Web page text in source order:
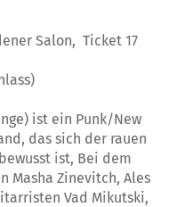
Salon, Ticket 17
ist ein Punk/New
das sich der rauen
ist, Bei dem
Masha Zinevitch, Ales
Vad Mikutski,